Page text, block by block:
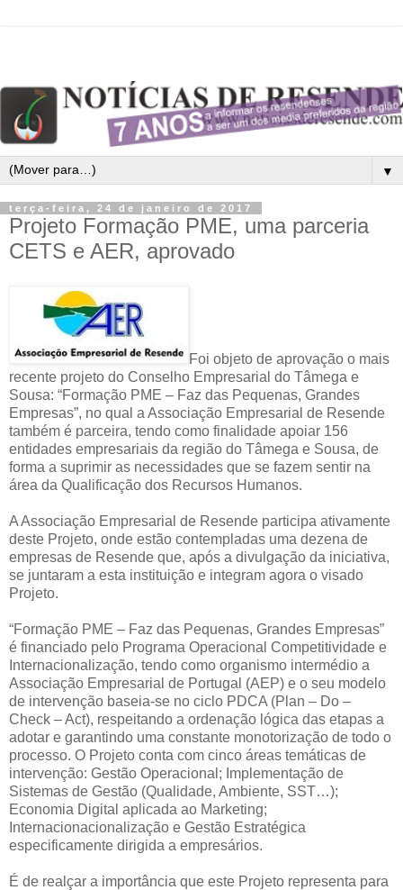
▼
terça-feira, 24 de janeiro de 2017
Projeto Formação PME, uma parceria
CETS e AER, aprovado
Foi objeto de aprovação o mais
recente projeto do Conselho Empresarial do Tâmega e
Sousa: “Formação PME – Faz das Pequenas, Grandes
Empresas”, no qual a Associação Empresarial de Resende
também é parceira, tendo como finalidade apoiar 156
entidades empresariais da região do Tâmega e Sousa, de
forma a suprimir as necessidades que se fazem sentir na
área da Qualificação dos Recursos Humanos.
A Associação Empresarial de Resende participa ativamente
deste Projeto, onde estão contempladas uma dezena de
empresas de Resende que, após a divulgação da iniciativa,
se juntaram a esta instituição e integram agora o visado
Projeto.
“Formação PME – Faz das Pequenas, Grandes Empresas”
é financiado pelo Programa Operacional Competitividade e
Internacionalização, tendo como organismo intermédio a
Associação Empresarial de Portugal (AEP) e o seu modelo
de intervenção baseia-se no ciclo PDCA (Plan – Do –
Check – Act), respeitando a ordenação lógica das etapas a
adotar e garantindo uma constante monotorização de todo o
processo. O Projeto conta com cinco áreas temáticas de
intervenção: Gestão Operacional; Implementação de
Sistemas de Gestão (Qualidade, Ambiente, SST…);
Economia Digital aplicada ao Marketing;
Internacionacionalização e Gestão Estratégica
especificamente dirigida a empresários.
É de realçar a importância que este Projeto representa para